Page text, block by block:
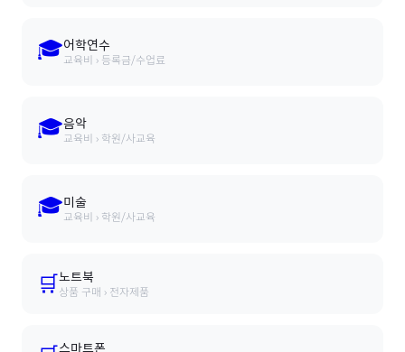
🎓어학연수
교육비 › 등록금/수업료
🎓음악
교육비 › 학원/사교육
🎓미술
교육비 › 학원/사교육
🛒노트북
상품 구매 › 전자제품
스마트폰